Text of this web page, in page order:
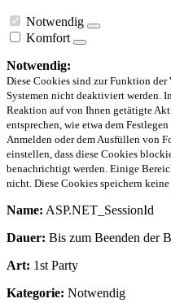
Notwendig
Komfort
Notwendig:
Diese Cookies sind zur Funktion
Systemen nicht deaktiviert werden.
Reaktion auf von Ihnen getätigte
entsprechen, wie etwa dem
Anmelden oder dem Ausfüllen von
einstellen, dass diese Cookies
benachrichtigt werden. Einige
nicht. Diese Cookies speichern keine
Name: ASP.NET_SessionId
Dauer: Bis zum Beenden der
Art: 1st Party
Kategorie: Notwendig